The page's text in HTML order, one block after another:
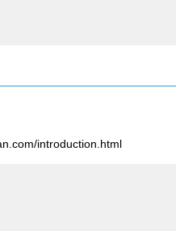
introduction.html